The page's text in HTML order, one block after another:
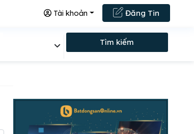
Đăng Tin
Tài khoản
Tìm kiếm